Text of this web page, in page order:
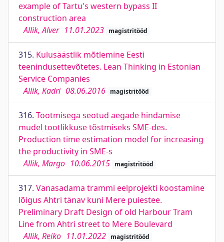
example of Tartu's western bypass II
construction area
Allik, Alver 11.01.2023 magistritööd
315. Kulusäästlik mõtlemine Eesti
teenindusettevõtetes. Lean Thinking in Estonian
Service Companies
Allik, Kadri 08.06.2016 magistritööd
316. Tootmisega seotud aegade hindamise
mudel tootlikkuse tõstmiseks SME-des.
Production time estimation model for increasing
the productivity in SME-s
Allik, Margo 10.06.2015 magistritööd
317. Vanasadama trammi eelprojekti koostamine
lõigus Ahtri tänav kuni Mere puiestee.
Preliminary Draft Design of old Harbour Tram
Line from Ahtri street to Mere Boulevard
Allik, Reiko 11.01.2022 magistritööd